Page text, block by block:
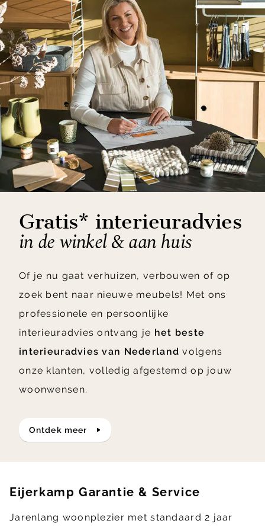
Gratis* interieuradvies
in de winkel & aan huis
Of je nu gaat verhuizen, verbouwen of op
zoek bent naar nieuwe meubels! Met ons
professionele en persoonlijke
interieuradvies ontvang je het beste
interieuradvies van Nederland volgens
onze klanten, volledig afgestemd op jouw
woonwensen.
ontdek meer
Eijerkamp Garantie & Service
Jarenlang woonplezier met standaard 2 jaar